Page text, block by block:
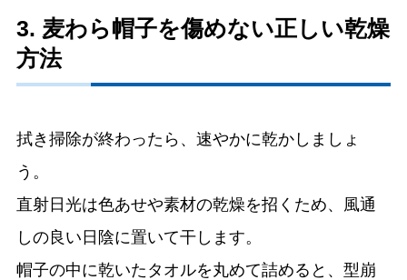
3. 麦わら帽子を傷めない正しい乾燥
方法
拭き掃除が終わったら、速やかに乾かしましょ
う。
直射日光は色あせや素材の乾燥を招くため、風通
しの良い日陰に置いて干します。
帽子の中に乾いたタオルを丸めて詰めると、型崩